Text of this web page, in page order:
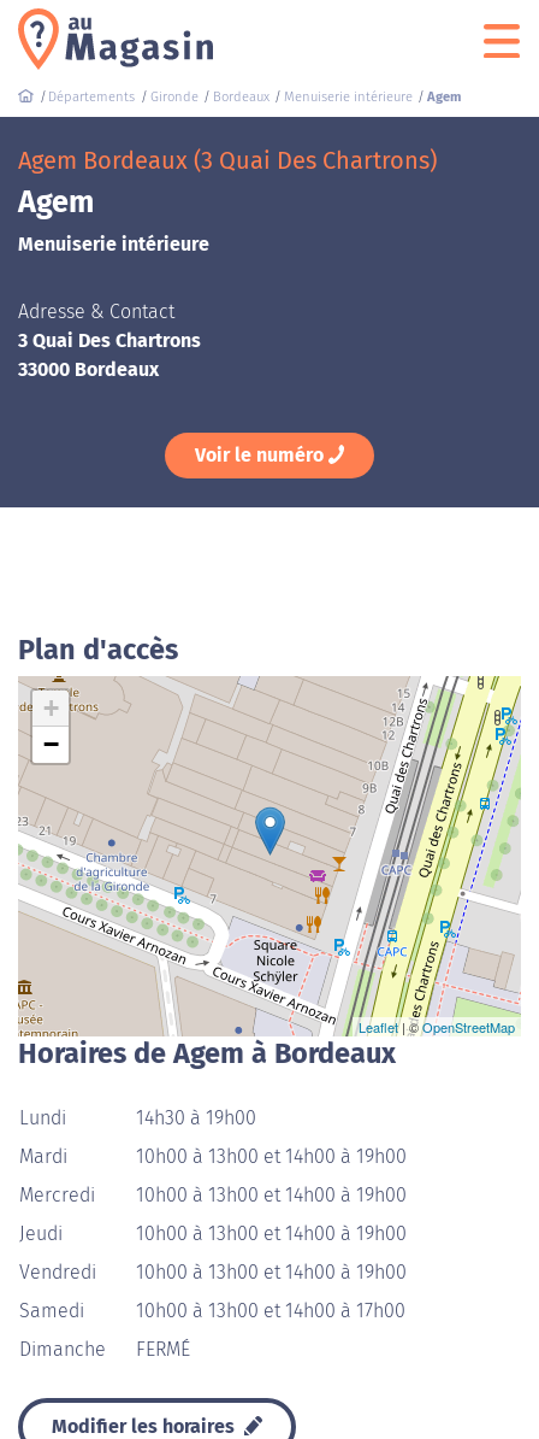
Départements Gironde Bordeaux Menuiserie intérieure Agem
Agem Bordeaux (3 Quai Des Chartrons)
Agem
Menuiserie intérieure
Adresse & Contact
3 Quai Des Chartrons
33000 Bordeaux
Voir le numéro
Plan d'accès
+
−
Leaflet| ©OpenStreetMap
Horaires de Agem à Bordeaux
Lundi
14h30 à 19h00
Mardi
10h00 à 13h00 et 14h00 à 19h00
Mercredi
10h00 à 13h00 et 14h00 à 19h00
Jeudi
10h00 à 13h00 et 14h00 à 19h00
Vendredi
10h00 à 13h00 et 14h00 à 19h00
Samedi
10h00 à 13h00 et 14h00 à 17h00
Dimanche
FERMÉ
Modifier les horaires